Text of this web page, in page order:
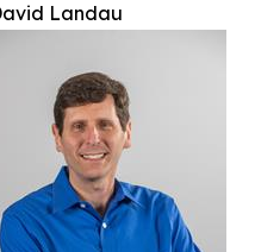
Landau